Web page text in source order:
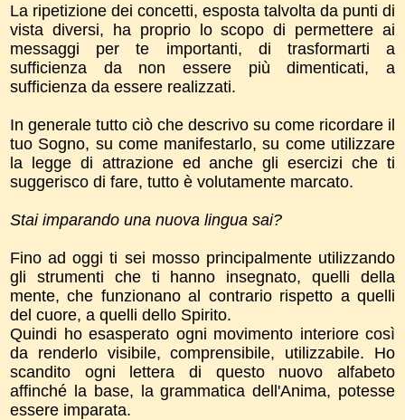
La ripetizione dei concetti, esposta talvolta da punti di
vista diversi, ha proprio lo scopo di permettere ai
messaggi per te importanti, di trasformarti a
sufficienza da non essere più dimenticati, a
sufficienza da essere realizzati.
In generale tutto ciò che descrivo su come ricordare il
tuo Sogno, su come manifestarlo, su come utilizzare
la legge di attrazione ed anche gli esercizi che ti
suggerisco di fare, tutto è volutamente marcato.
Stai imparando una nuova lingua sai?
Fino ad oggi ti sei mosso principalmente utilizzando
gli strumenti che ti hanno insegnato, quelli della
mente, che funzionano al contrario rispetto a quelli
del cuore, a quelli dello Spirito.
Quindi ho esasperato ogni movimento interiore così
da renderlo visibile, comprensibile, utilizzabile. Ho
scandito ogni lettera di questo nuovo alfabeto
affinché la base, la grammatica dell'Anima, potesse
essere imparata.